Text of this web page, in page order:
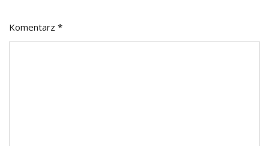
Komentarz *